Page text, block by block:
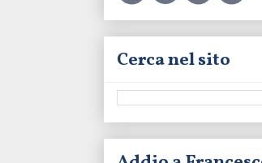
Cerca nel sito